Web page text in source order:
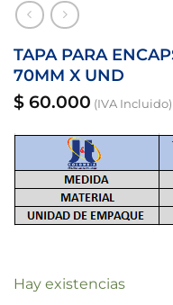
TAPA PARA
70MM X UND
$ 60.000 (IVA Incluido)
Hay existencias